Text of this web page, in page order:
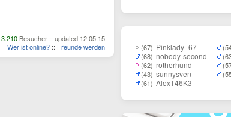
3.210 Besucher :: updated 12.05.15
Wer ist online? :: Freunde werden (67) Pinklady_67
(68) nobody-second
(62) rotherhund
(43) sunnysven
(61) AlexT46K3